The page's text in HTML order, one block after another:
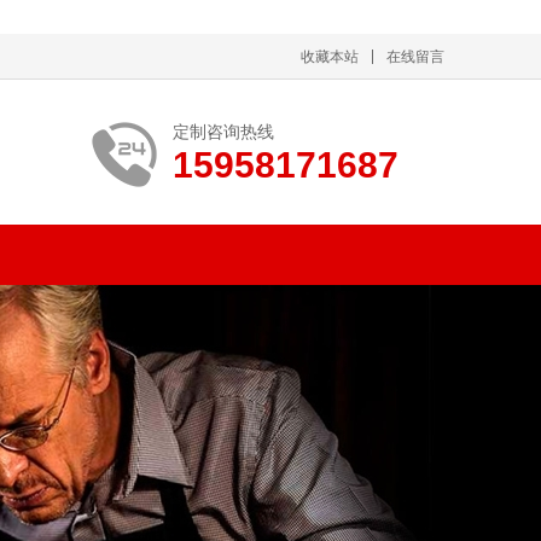
收藏本站 在线留言
定制咨询热线
15958171687